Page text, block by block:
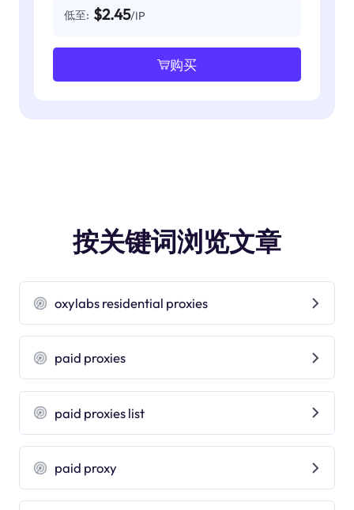
低至: $2.45/IP
购买
按关键词浏览文章
oxylabs residential proxies
paid proxies
paid proxies list
paid proxy